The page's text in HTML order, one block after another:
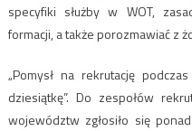
specyfiki służby w WOT,
formacji, a także porozmawiać z
„Pomysł na rekrutację
dziesiątkę”. Do zespołów
województw zgłosiło się